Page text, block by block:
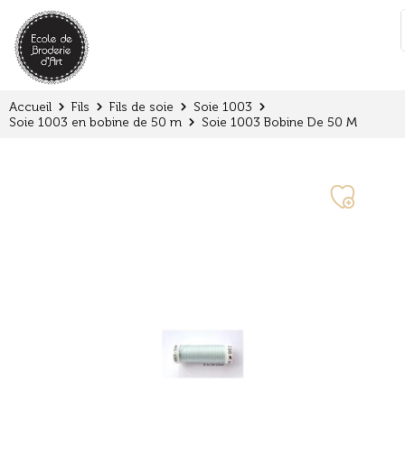
:
Accueil Fils Fils de soie
Soie 1003
Soie 1003 en bobine de 50 m
Soie 1003 Bobine De 50 M